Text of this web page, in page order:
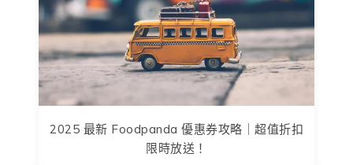
2025 最新 Foodpanda 優惠券攻略｜超值折扣
限時放送！